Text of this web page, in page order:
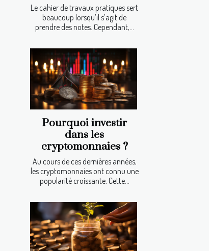
Le cahier de travaux pratiques sert
beaucoup lorsqu’il s’agit de
prendre des notes. Cependant,...
Pourquoi investir
dans les
cryptomonnaies ?
Au cours de ces dernières années,
les cryptomonnaies ont connu une
popularité croissante. Cette...